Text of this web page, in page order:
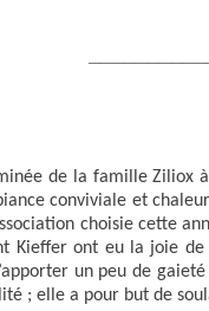
de la famille Ziliox
conviviale et
choisie cette
Kieffer ont eu la joie
un peu de
; elle a pour but de